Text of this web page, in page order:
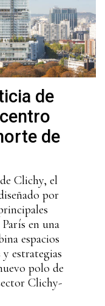
de
de
Clichy, el
por
en una
espacios
estrategias
polo de
Clichy-